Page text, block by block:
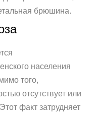
брюшина.
населения
того,
отсутствует или
факт затрудняет